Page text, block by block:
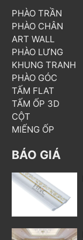
PHÀO TRẦN
PHÀO CHÂN
ART WALL
PHÀO LƯNG
KHUNG TRANH
PHÀO GÓC
TẤM FLAT
TẤM ỐP 3D
CỘT
MIẾNG ỐP
BÁO GIÁ